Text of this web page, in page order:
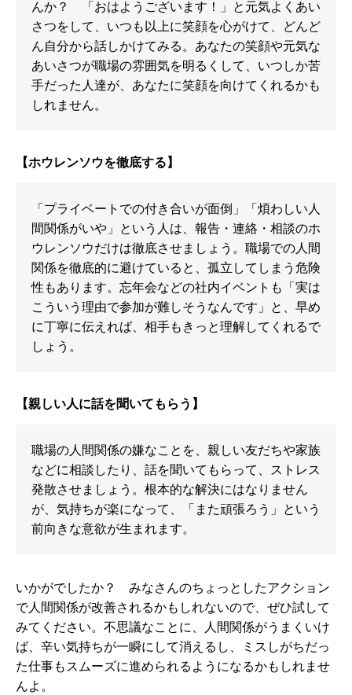
んか？ 「おはようございます！」と元気よくあい
さつをして、いつも以上に笑顔を心がけて、どんど
ん自分から話しかけてみる。あなたの笑顔や元気な
あいさつが職場の雰囲気を明るくして、いつしか苦
手だった人達が、あなたに笑顔を向けてくれるかも
しれません。
【ホウレンソウを徹底する】
「プライベートでの付き合いが面倒」「煩わしい人
間関係がいや」という人は、報告・連絡・相談のホ
ウレンソウだけは徹底させましょう。職場での人間
関係を徹底的に避けていると、孤立してしまう危険
性もあります。忘年会などの社内イベントも「実は
こういう理由で参加が難しそうなんです」と、早め
に丁寧に伝えれば、相手もきっと理解してくれるで
しょう。
【親しい人に話を聞いてもらう】
職場の人間関係の嫌なことを、親しい友だちや家族
などに相談したり、話を聞いてもらって、ストレス
発散させましょう。根本的な解決にはなりません
が、気持ちが楽になって、「また頑張ろう」という
前向きな意欲が生まれます。
いかがでしたか？ みなさんのちょっとしたアクション
で人間関係が改善されるかもしれないので、ぜひ試して
みてください。不思議なことに、人間関係がうまくいけ
ば、辛い気持ちが一瞬にして消えるし、ミスしがちだっ
た仕事もスムーズに進められるようになるかもしれませ
んよ。